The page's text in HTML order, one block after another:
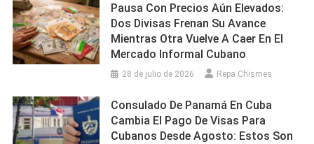
Pausa Con Precios Aún Elevados:
Dos Divisas Frenan Su Avance
Mientras Otra Vuelve A Caer En El
Mercado Informal Cubano
28 de julio de 2026 Repa Chismes
Consulado De Panamá En Cuba
Cambia El Pago De Visas Para
Cubanos Desde Agosto: Estos Son